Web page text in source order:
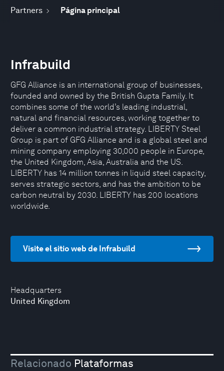
Partners Página principal
Headquarters
United Kingdom
Infrabuild
GFG Alliance is an international group of businesses,
founded and owned by the British Gupta Family. It
combines some of the world’s leading industrial,
natural and financial resources, working together to
deliver a common industrial strategy. LIBERTY Steel
Group is part of GFG Alliance and is a global steel and
mining company employing 30,000 people in Europe,
the United Kingdom, Asia, Australia and the US.
LIBERTY has 14 million tonnes in liquid steel capacity,
serves strategic sectors, and has the ambition to be
carbon neutral by 2030. LIBERTY has 200 locations
worldwide.
Visite el sitio web de Infrabuild
Relacionado Plataformas